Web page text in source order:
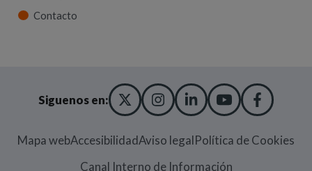
Contacto
Siguenos en: X TWITTER
(ABRE EN NUEVA
INSTAGRAM
(ABRE EN NUEVA
LINKEDIN
(ABRE EN
YOUTUBE
(ABRE EN
Mapa webAccesibilidadAviso legalPolítica de Cookies
Canal Interno de Información(Abre en